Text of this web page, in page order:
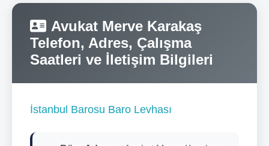
Avukat Merve Karakaş
Telefon, Adres, Çalışma
Saatleri ve İletişim Bilgileri
İstanbul Barosu Baro Levhası